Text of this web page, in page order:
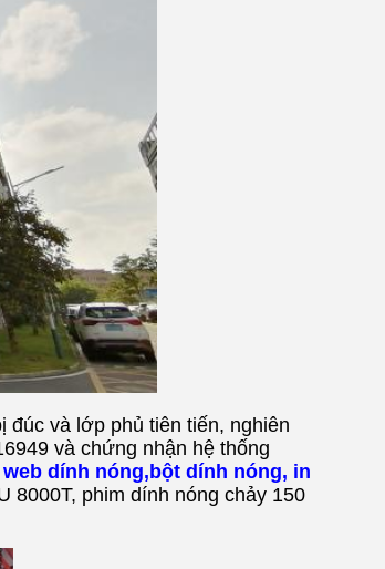
đúc và lớp phủ tiên tiến, nghiên
và chứng nhận hệ thống
dính nóng,bột dính nóng, in
8000T, phim dính nóng chảy 150